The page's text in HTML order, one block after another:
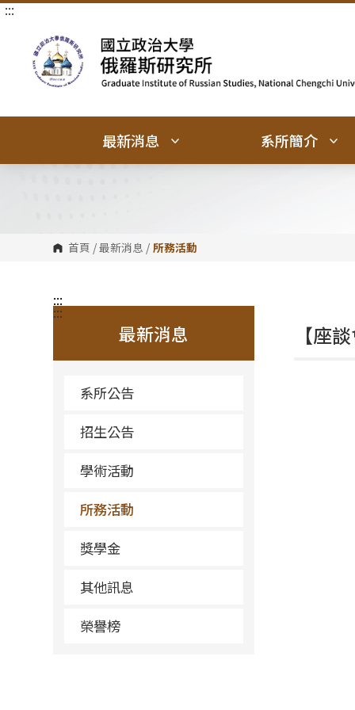
跳
跳
:::
最新消息 系所簡介
首頁 /最新消息 / 所務活動
:::
最新消息
系所公告
招生公告
學術活動
所務活動
獎學金
其他訊息
榮譽榜
:::
【座